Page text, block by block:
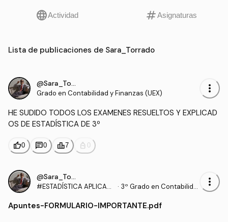
languageActividad tagAsignaturas
Lista de publicaciones de Sara_Torrado
@Sara_Torrado
Grado en Contabilidad y Finanzas (UEX) more_vert
HE SUDIDO TODOS LOS EXAMENES RESUELTOS Y EXPLICAD
OS DE ESTADÍSTICA DE 3º
thumb_up0 chat0 leaderboard7 personal_bag 0
@Sara_Torrado
#ESTADÍSTICA APLICAD
· 3º Grado en Contabilida
more_vert
Apuntes-FORMULARIO-IMPORTANTE.pdf